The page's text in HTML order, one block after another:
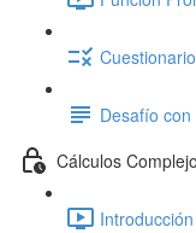
Desafío
Cálculos